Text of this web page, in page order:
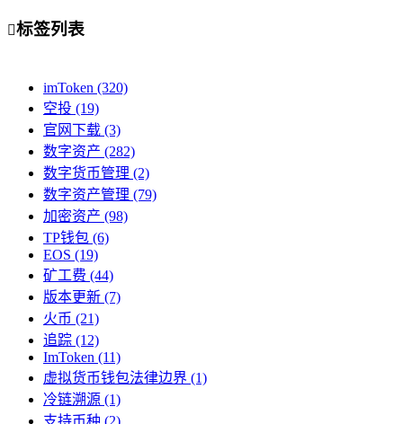
标签列表
imToken (320)
空投 (19)
官网下载 (3)
数字资产 (282)
数字货币管理 (2)
数字资产管理 (79)
加密资产 (98)
TP钱包 (6)
EOS (19)
矿工费 (44)
版本更新 (7)
火币 (21)
追踪 (12)
ImToken (11)
虚拟货币钱包法律边界 (1)
冷链溯源 (1)
支持币种 (2)